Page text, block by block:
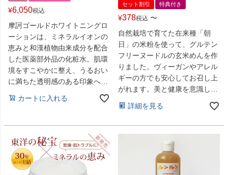
¥6,050税込
摩訶ゴールドホワイトニングロ
ーションは、ミネラルイオンの
恵みと和漢植物由来成分を配合
した医薬部外品の化粧水。肌環
境をすこやかに整え、うるおい
に満ちた透明感のある印象へ導
きます。毎日の化粧水におすす
めです。
カートに入れる
セット割引 特典付き
¥378税込 〜
自然栽培で育てた在来種「朝
日」の米粉を使って、グルテン
フリーヌードルの玄米めんを作
りました。ヴィーガンやアレル
ギーの方でも安心してお召し上
がれます。美と健康を意識した
詳細を見る